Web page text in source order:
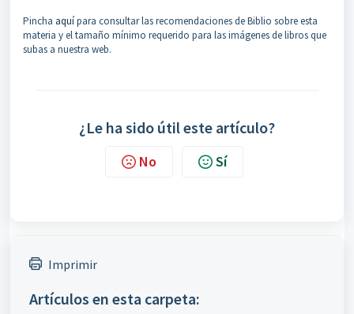
Pincha aquípara consultar las recomendaciones de Biblio sobre esta
materia y el tamaño mínimo requerido para las imágenes de libros que
subas a nuestra web.
¿Le ha sido útil este artículo?
No Sí
Imprimir
Artículos en esta carpeta: